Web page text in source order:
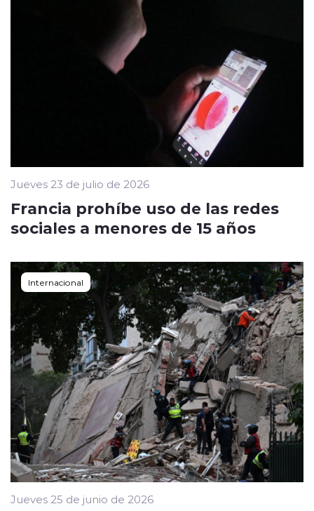
Jueves 23 de julio de 2026
Francia prohíbe uso de las redes
sociales a menores de 15 años
Internacional
Jueves 25 de junio de 2026